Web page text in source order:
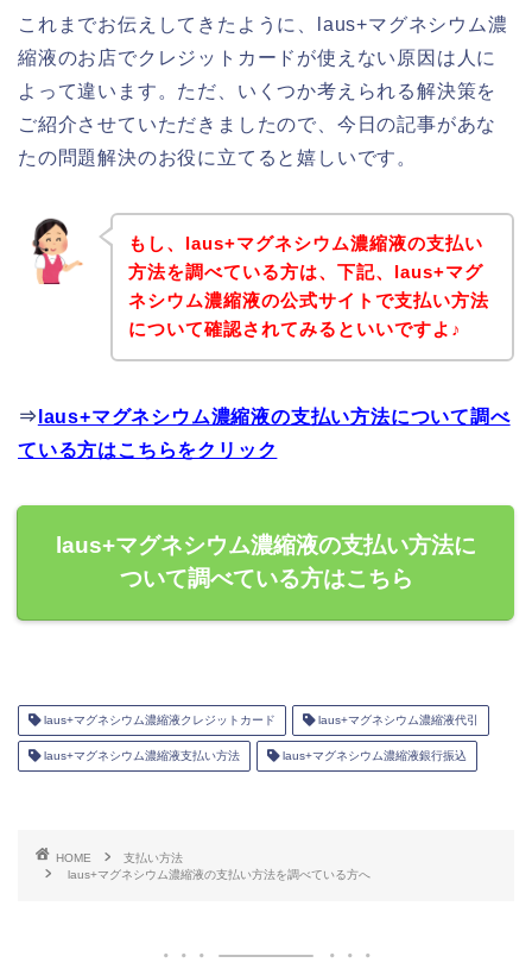
これまでお伝えしてきたように、laus+マグネシウム濃
縮液のお店でクレジットカードが使えない原因は人に
よって違います。ただ、いくつか考えられる解決策を
ご紹介させていただきましたので、今日の記事があな
たの問題解決のお役に立てると嬉しいです。
もし、laus+マグネシウム濃縮液の支払い
方法を調べている方は、下記、laus+マグ
ネシウム濃縮液の公式サイトで支払い方法
について確認されてみるといいですよ♪
⇒ laus+マグネシウム濃縮液の支払い方法について調べ
ている方はこちらをクリック
laus+マグネシウム濃縮液の支払い方法に
ついて調べている方はこちら
laus+マグネシウム濃縮液クレジットカード laus+マグネシウム濃縮液代引
laus+マグネシウム濃縮液支払い方法 laus+マグネシウム濃縮液銀行振込
HOME
支払い方法
laus+マグネシウム濃縮液の支払い方法を調べている方へ